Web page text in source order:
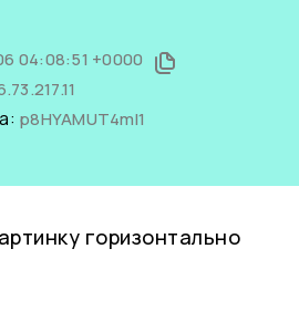
04:08:51 +0000
p8HYAMUT4mI1
горизонтально